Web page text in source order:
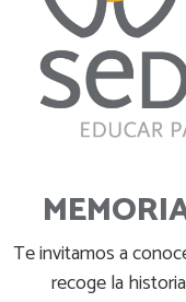
Te invitamos a
recoge la